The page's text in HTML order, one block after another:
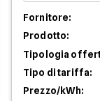
Fornitore:
Prodotto:
Tipologia
Tipo di tariffa:
Prezzo/kWh: